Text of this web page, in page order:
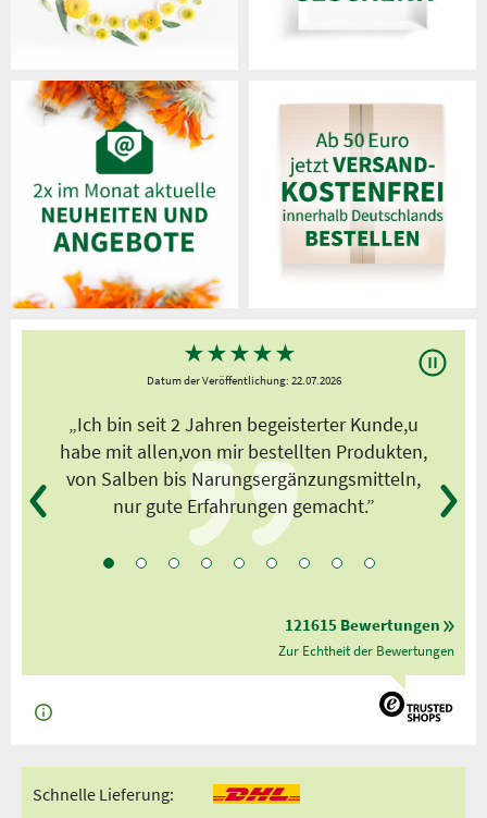
★★★★★
Datum der Veröffentlichung: 22.07.2026
„Ich bin seit 2 Jahren begeisterter Kunde,u
habe mit allen,von mir bestellten Produkten,
von Salben bis Narungsergänzungsmitteln,
nur gute Erfahrungen gemacht.”
121615 Bewertungen
Zur Echtheit der Bewertungen
Schnelle Lieferung: